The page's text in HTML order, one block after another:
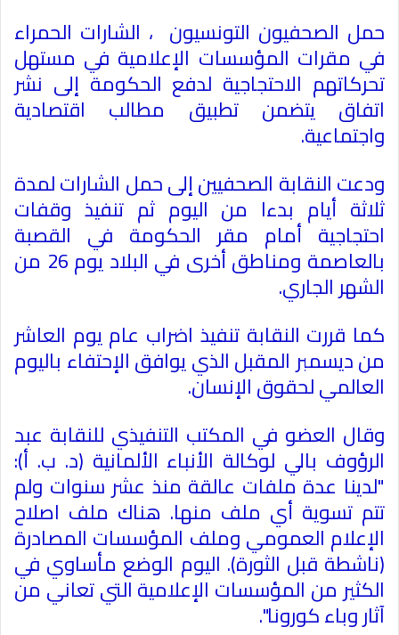
حمل الصحفيون التونسيون ، الشارات الحمراء
في مقرات المؤسسات الإعلامية في مستهل
تحركاتهم الاحتجاجية لدفع الحكومة إلى نشر
اتفاق يتضمن تطبيق مطالب اقتصادية
واجتماعية.
ودعت النقابة الصحفيين إلى حمل الشارات لمدة
ثلاثة أيام بدءا من اليوم ثم تنفيذ وقفات
احتجاجية أمام مقر الحكومة في القصبة
بالعاصمة ومناطق أخرى في البلاد يوم 26 من
الشهر الجاري.
كما قررت النقابة تنفيذ اضراب عام يوم العاشر
من ديسمبر المقبل الذي يوافق الإحتفاء باليوم
العالمي لحقوق الإنسان.
وقال العضو في المكتب التنفيذي للنقابة عبد
الرؤوف بالي لوكالة الأنباء الألمانية (د. ب. أ):
"لدينا عدة ملفات عالقة منذ عشر سنوات ولم
تتم تسوية أي ملف منها. هناك ملف اصلاح
الإعلام العمومي وملف المؤسسات المصادرة
(ناشطة قبل الثورة). اليوم الوضع مأساوي في
الكثير من المؤسسات الإعلامية التي تعاني من
آثار وباء كورونا".